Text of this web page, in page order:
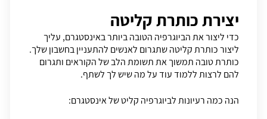
יצירת כותרת קליטה
כדי ליצור את הביוגרפיה הטובה ביותר באינסטגרם, עליך
ליצור כותרת קליטה שתגרום לאנשים להתעניין בחשבון שלך.
כותרת טובה תמשוך את תשומת הלב של הקוראים ותגרום
להם לרצות ללמוד עוד על מה שיש לך לשתף.
הנה כמה רעיונות לביוגרפיה קליט של אינסטגרם: